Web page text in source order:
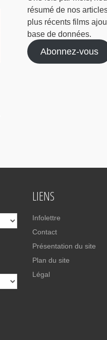
résumé de nos
plus récents films
base de données.
Abonnez-vous
LIENS
Infolettre
Contact
Présentation du site
Plan du site
Légal